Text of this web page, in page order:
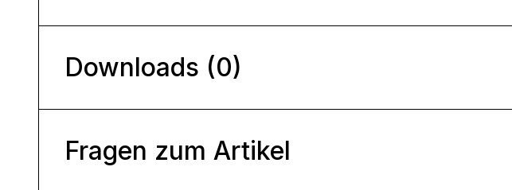
Downloads (0)
Fragen zum Artikel